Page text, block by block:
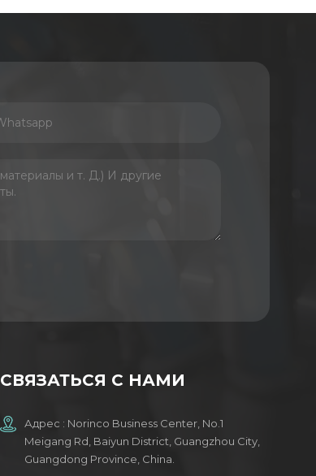
СВЯЗАТЬСЯ С НАМИ
Адрес : Norinco Business Center, No.1
Meigang Rd, Baiyun District, Guangzhou City,
Guangdong Province, China.